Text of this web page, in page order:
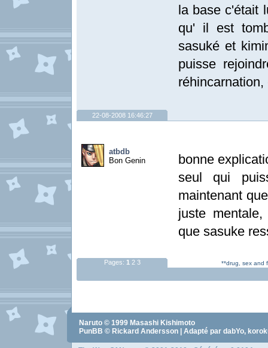
la base c'était
qu' il est
sasuké et
puisse
22-08-2008 16:46:27
atbdb
Bon Genin
bonne
seul qui
maintenant
juste
que sasuke
**drug, sex and
Pages: 1 2 3
Naruto © 1999 Masashi Kishimoto
PunBB © Rickard Andersson | Adapté par dabYo,